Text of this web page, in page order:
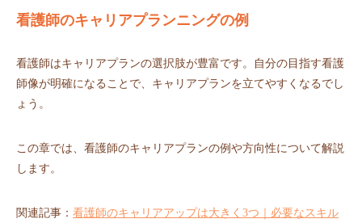
看護師のキャリアプランニングの例
看護師はキャリアプランの選択肢が豊富です。自分の目指す看護
師像が明確になることで、キャリアプランを立てやすくなるでし
ょう。
この章では、看護師のキャリアプランの例や方向性について解説
します。
関連記事： 看護師のキャリアアップは大きく3つ｜必要なスキル